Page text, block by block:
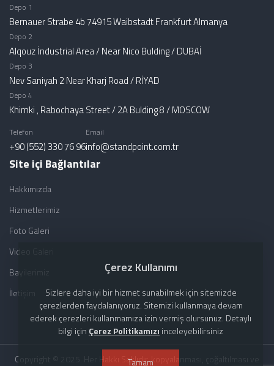
Depo 1
Bernauer Strabe 4b 74915 Waibstadt Frankfurt Almanya
Depo 2
Alqouz İndustrial Area / Near Nico Bulding / DUBAİ
Depo 3
Nev Saniyah 2 Near Kharj Road / RİYAD
Depo 4
Khimki , Rabochaya Street / 2A Bulding 8 / MOSCOW
Telefon
+90 (552) 330 76 96
Email
info@standpoint.com.tr
Site içi Bağlantılar
Hakkımızda
Hizmetlerimiz
Foto Galeri
Video Galeri
Bayilerimiz
İletişim
Copyright © 2025. Her Hakkı Saklıdır. kopyalanması, çoğaltılması ve
Çerez Kullanımı
Sizlere daha iyi bir hizmet sunabilmek için sitemizde
çerezlerden faydalanıyoruz. Sitemizi kullanmaya devam
ederek çerezleri kullanmamıza izin vermiş olursunuz. Detaylı
bilgi için Çerez Politikamızı inceleyebilirsiniz
Tamam